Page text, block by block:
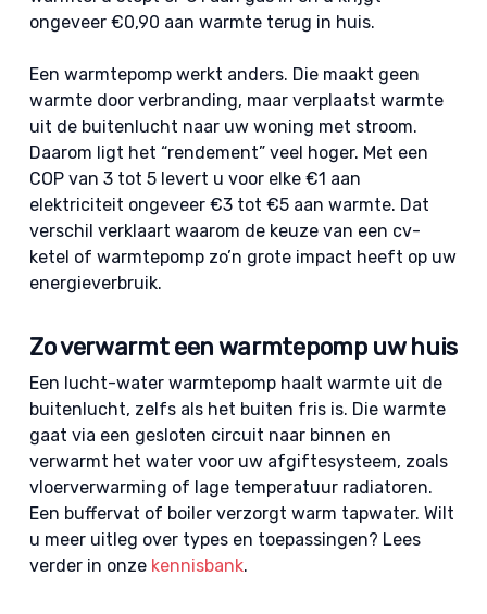
ongeveer €0,90 aan warmte terug in huis.
Een warmtepomp werkt anders. Die maakt geen
warmte door verbranding, maar verplaatst warmte
uit de buitenlucht naar uw woning met stroom.
Daarom ligt het “rendement” veel hoger. Met een
COP van 3 tot 5 levert u voor elke €1 aan
elektriciteit ongeveer €3 tot €5 aan warmte. Dat
verschil verklaart waarom de keuze van een cv-
ketel of warmtepomp zo’n grote impact heeft op uw
energieverbruik.
Zo verwarmt een warmtepomp uw huis
Een lucht-water warmtepomp haalt warmte uit de
buitenlucht, zelfs als het buiten fris is. Die warmte
gaat via een gesloten circuit naar binnen en
verwarmt het water voor uw afgiftesysteem, zoals
vloerverwarming of lage temperatuur radiatoren.
Een buffervat of boiler verzorgt warm tapwater. Wilt
u meer uitleg over types en toepassingen? Lees
verder in onze kennisbank.